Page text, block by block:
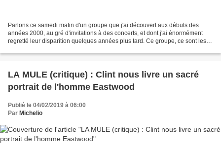
Parlons ce samedi matin d'un groupe que j'ai découvert aux débuts des
années 2000, au gré d'invitations à des concerts, et dont j'ai énormément
regretté leur disparition quelques années plus tard. Ce groupe, ce sont les
LA MULE (critique) : Clint nous livre un sacré
portrait de l'homme Eastwood
Publié le 04/02/2019 à 06:00
Par Michelio